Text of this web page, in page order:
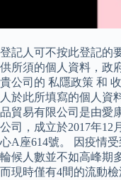
登記人可不按此登記的
供所須的個人資料，政
貴公司的 私隱政策 和
人於此所填寫的個人資
品貿易有限公司是由愛
公司，成立於2017年12
心A座614號。 因疫情
輪候人數並不如高峰期
而現時僅有4間的流動